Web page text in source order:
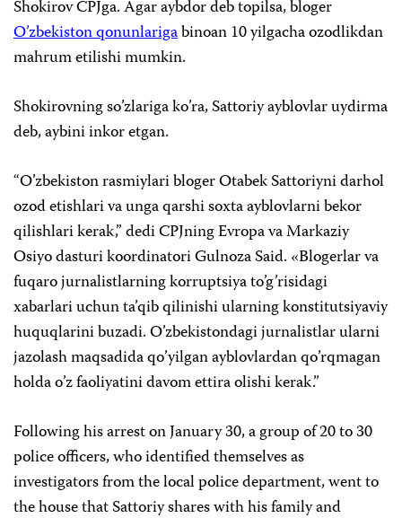
Shokirov CPJga. Agar aybdor deb topilsa, bloger
O’zbekiston qonunlarigabinoan 10 yilgacha ozodlikdan
mahrum etilishi mumkin.
Shokirovning so’zlariga ko’ra, Sattoriy ayblovlar uydirma
deb, aybini inkor etgan.
“O’zbekiston rasmiylari bloger Otabek Sattoriyni darhol
ozod etishlari va unga qarshi soxta ayblovlarni bekor
qilishlari kerak,” dedi CPJning Evropa va Markaziy
Osiyo dasturi koordinatori Gulnoza Said. «Blogerlar va
fuqaro jurnalistlarning korruptsiya to’g’risidagi
xabarlari uchun ta’qib qilinishi ularning konstitutsiyaviy
huquqlarini buzadi. O’zbekistondagi jurnalistlar ularni
jazolash maqsadida qo’yilgan ayblovlardan qo’rqmagan
holda o’z faoliyatini davom ettira olishi kerak.”
Following his arrest on January 30, a group of 20 to 30
police officers, who identified themselves as
investigators from the local police department, went to
the house that Sattoriy shares with his family and